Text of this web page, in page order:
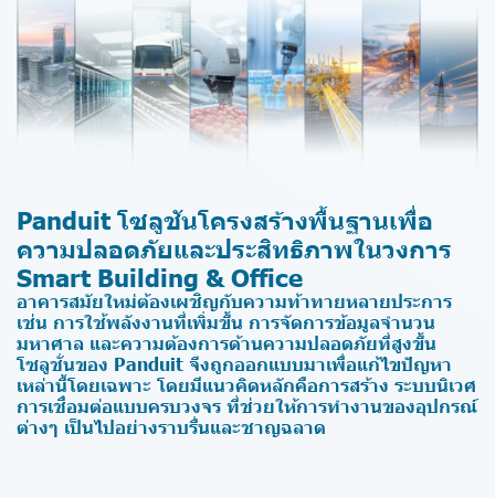
Panduit โซลูชันโครงสร้างพื้นฐานเพื่อ
ความปลอดภัยและประสิทธิภาพในวงการ
Smart Building & Office
อาคารสมัยใหม่ต้องเผชิญกับความท้าทายหลายประการ
เช่น การใช้พลังงานที่เพิ่มขึ้น การจัดการข้อมูลจำนวน
มหาศาล และความต้องการด้านความปลอดภัยที่สูงขึ้น
โซลูชั่นของ Panduit จึงถูกออกแบบมาเพื่อแก้ไขปัญหา
เหล่านี้โดยเฉพาะ โดยมีแนวคิดหลักคือการสร้าง ระบบนิเวศ
การเชื่อมต่อแบบครบวงจร ที่ช่วยให้การทำงานของอุปกรณ์
ต่างๆ เป็นไปอย่างราบรื่นและชาญฉลาด